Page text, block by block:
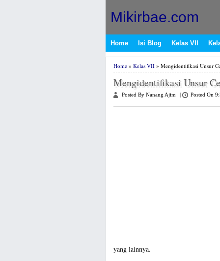
Mikirbae.com
Home Isi Blog Kelas VII
Home» Kelas VII» Mengidentifikasi Unsur
Mengidentifikasi Unsur
Posted By Nanang Ajim Posted On
yang lainnya.